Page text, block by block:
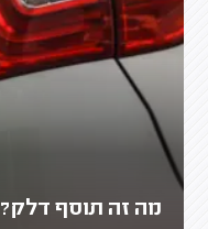
מה זה תוסף דלק?